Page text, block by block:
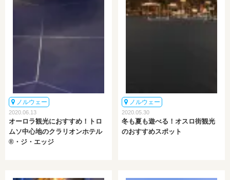
ノルウェー
2020.06.13
オーロラ観光におすすめ！トロ
ムソ中心地のクラリオンホテル
®︎・ジ・エッジ
ノルウェー
2020.05.30
冬も夏も遊べる！オスロ街観光
のおすすめスポット